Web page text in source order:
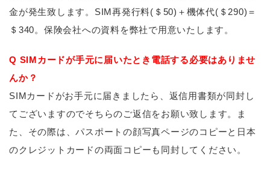
金が発生致します。SIM再発行料(＄50)＋機体代(＄290)＝
＄340。保険会社への資料を弊社で用意いたします。
Q SIMカードが手元に届いたとき電話する必要はありませ
んか？
SIMカードがお手元に届きましたら、返信用書類が同封し
てございますのでそちらのご返信をお願い致します。ま
た、その際は、パスポートの顔写真ページのコピーと日本
のクレジットカードの両面コピーも同封してください。